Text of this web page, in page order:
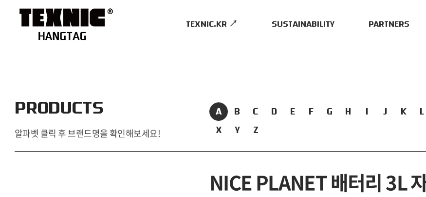
TEXNIC.KR ↗ SUSTAINABILITY PARTNERS
PRODUCTS
알파벳 클릭 후 브랜드명을 확인해보세요!
A B C D E F G H J K L
X
Y Z
NICE PLANET 배터리 3L